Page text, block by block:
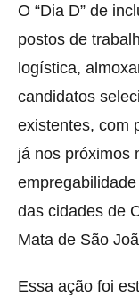
O “Dia D” de
postos de
logística,
candidatos
existentes, com
já nos próximos
das cidades de
Mata de São
Essa ação foi